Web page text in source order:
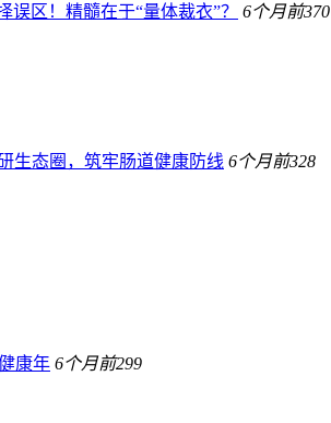
区！精髓在于“量体裁衣”？ 6个月前370
生态圈，筑牢肠道健康防线 6个月前328
康年 6个月前299